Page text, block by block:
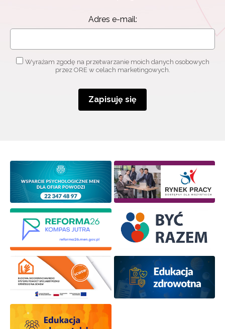
Adres e-mail:
Wyrażam zgodę na przetwarzanie moich danych osobowych
przez ORE w celach marketingowych.
Zapisuję się